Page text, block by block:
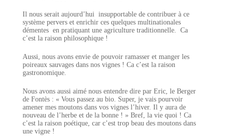
Il nous serait aujourd’hui insupportable de contribuer à ce
système pervers et enrichir ces quelques multinationales
démentes en pratiquant une agriculture traditionnelle. Ca
c’est la raison philosophique !
Aussi, nous avons envie de pouvoir ramasser et manger les
poireaux sauvages dans nos vignes ! Ca c’est la raison
gastronomique.
Nous avons aussi aimé nous entendre dire par Eric, le Berger
de Fontès : « Vous passez au bio. Super, je vais pourvoir
amener mes moutons dans vos vignes l’hiver. Il y aura de
nouveau de l’herbe et de la bonne ! » Bref, la vie quoi ! Ca
c’est la raison poétique, car c’est trop beau des moutons dans
une vigne !